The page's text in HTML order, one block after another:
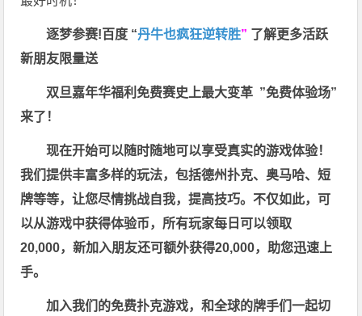
逐梦参赛!百度 “丹牛也疯狂逆转胜” 了解更多活跃
新朋友限量送
双旦嘉年华福利免费赛史上最大变革 ”免费体验场”
来了！
现在开始可以随时随地可以享受真实的游戏体验！
我们提供丰富多样的玩法，包括德州扑克、奥马哈、短
牌等等，让您尽情挑战自我，提高技巧。不仅如此， 可
以从游戏中获得体验币，所有玩家每日可以领取
20,000，新加入朋友还可额外获得20,000，助您迅速上
手。
加入我们的免费扑克游戏，和全球的牌手们一起切